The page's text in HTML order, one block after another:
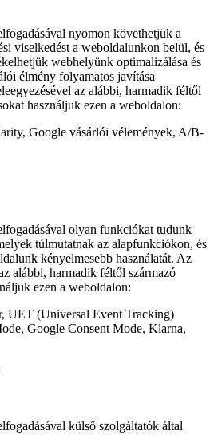
nyomon követhetjük a
viselkedést a weboldalunkon belül, és
webhelyünk optimalizálása és
élmény folyamatos javítása
az alábbi, harmadik féltől
használjuk ezen a weboldalon:
Google vásárlói vélemények, A/B-
olyan funkciókat tudunk
túlmutatnak az alapfunkciókon, és
kényelmesebb használatát. Az
alábbi, harmadik féltől származó
ezen a weboldalon:
UET (Universal Event Tracking)
Google Consent Mode, Klarna,
külső szolgáltatók által